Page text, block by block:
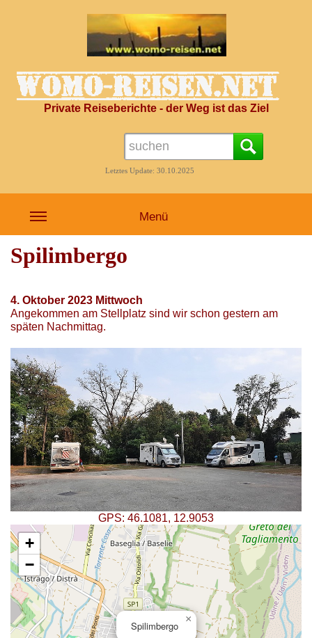
Private Reiseberichte - der Weg ist das Ziel
Letztes Update: 30.10.2025
Menü
Spilimbergo
4. Oktober 2023 Mittwoch
Angekommen am Stellplatz sind wir schon gestern am
späten Nachmittag.
GPS: 46.1081, 12.9053
Spilimbergo
×
+
−